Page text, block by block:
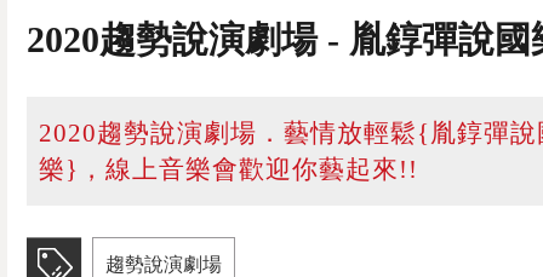
2020趨勢說演劇場 - 胤錞彈說國
2020趨勢說演劇場．藝情放輕鬆{胤錞彈說
樂}，線上音樂會歡迎你藝起來!!
趨勢說演劇場